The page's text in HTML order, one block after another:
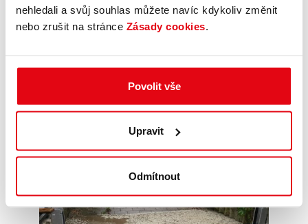
nehledali a svůj souhlas můžete navíc kdykoliv změnit
nebo zrušit na stránce Zásady cookies
Povolit vše
Upravit
Odmítnout